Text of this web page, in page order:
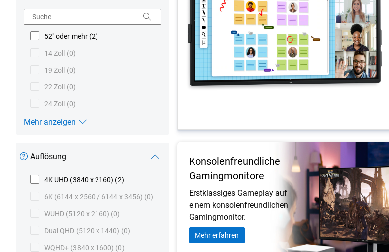
Suche
52" oder mehr (2)
14 Zoll (0)
19 Zoll (0)
22 Zoll (0)
24 Zoll (0)
Mehr anzeigen
Auflösung
4K UHD (3840 x 2160) (2)
6K (6144 x 2560 / 6144 x 3456) (0)
WUHD (5120 x 2160) (0)
Dual QHD (5120 x 1440) (0)
WQHD+ (3840 x 1600) (0)
Konsolenfreundliche
Gamingmonitore
Erstklassiges Gameplay auf
einem konsolenfreundlichen
Gamingmonitor.
Mehr erfahren